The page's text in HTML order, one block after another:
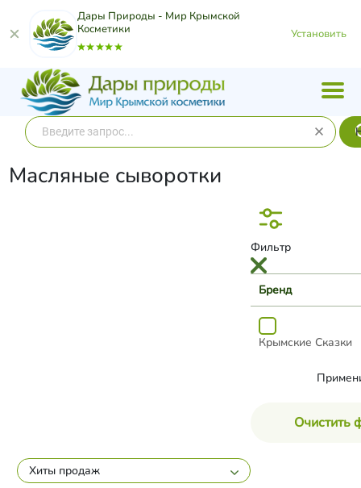
Дары Природы - Мир Крымской
Косметики
Установить
Масляные сыворотки
Хиты продаж
Фильтр
Бренд
Крымские Сказки
Очистить